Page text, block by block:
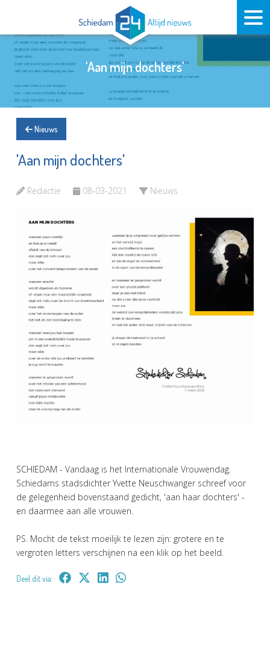
'Aan mijn dochters'
Nieuws
'Aan mijn dochters'
Redactie 08-03-2021 Nieuws
SCHIEDAM - Vandaag is het Internationale Vrouwendag.
Schiedams stadsdichter Yvette Neuschwanger schreef voor
de gelegenheid bovenstaand gedicht, 'aan haar dochters' -
en daarmee aan alle vrouwen.
PS. Mocht de tekst moeilijk te lezen zijn: grotere en te
vergroten letters verschijnen na een klik op het beeld.
Deel dit via: